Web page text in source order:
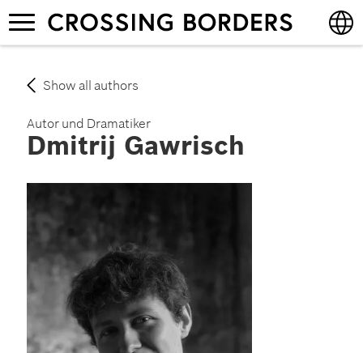
Skip
to
main
Toggle
navigation
Show all authors
Autor und Dramatiker
Dmitrij Gawrisch